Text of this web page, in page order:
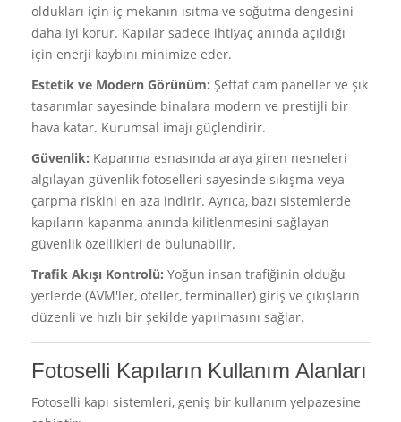
oldukları için iç mekanın ısıtma ve soğutma dengesini
daha iyi korur. Kapılar sadece ihtiyaç anında açıldığı
için enerji kaybını minimize eder.
Estetik ve Modern Görünüm: Şeffaf cam paneller ve şık
tasarımlar sayesinde binalara modern ve prestijli bir
hava katar. Kurumsal imajı güçlendirir.
Güvenlik: Kapanma esnasında araya giren nesneleri
algılayan güvenlik fotoselleri sayesinde sıkışma veya
çarpma riskini en aza indirir. Ayrıca, bazı sistemlerde
kapıların kapanma anında kilitlenmesini sağlayan
güvenlik özellikleri de bulunabilir.
Trafik Akışı Kontrolü: Yoğun insan trafiğinin olduğu
yerlerde (AVM'ler, oteller, terminaller) giriş ve çıkışların
düzenli ve hızlı bir şekilde yapılmasını sağlar.
Fotoselli Kapıların Kullanım Alanları
Fotoselli kapı sistemleri, geniş bir kullanım yelpazesine